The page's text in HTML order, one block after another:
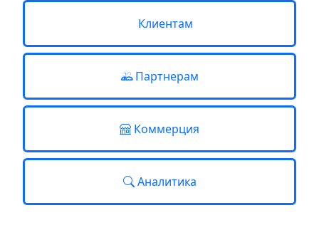
Клиентам
Партнерам
Коммерция
Аналитика